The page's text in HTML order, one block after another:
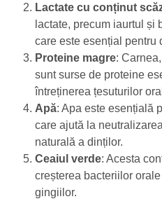
Lactate cu conținut
lactate, precum iaurtul și
care este esențial pentru
Proteine magre:
sunt surse de proteine
întreținerea țesuturilor
Apă: Apa este esențială
care ajută la
naturală a dinților.
Ceaiul verde: Acesta
creșterea bacteriilor
gingiilor.